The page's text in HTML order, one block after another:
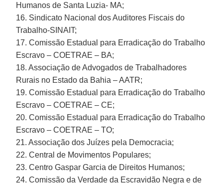
Humanos de Santa Luzia- MA;
16. Sindicato Nacional dos Auditores Fiscais do
Trabalho-SINAIT;
17. Comissão Estadual para Erradicação do Trabalho
Escravo – COETRAE – BA;
18. Associação de Advogados de Trabalhadores
Rurais no Estado da Bahia – AATR;
19. Comissão Estadual para Erradicação do Trabalho
Escravo – COETRAE – CE;
20. Comissão Estadual para Erradicação do Trabalho
Escravo – COETRAE – TO;
21. Associação dos Juízes pela Democracia;
22. Central de Movimentos Populares;
23. Centro Gaspar Garcia de Direitos Humanos;
24. Comissão da Verdade da Escravidão Negra e de